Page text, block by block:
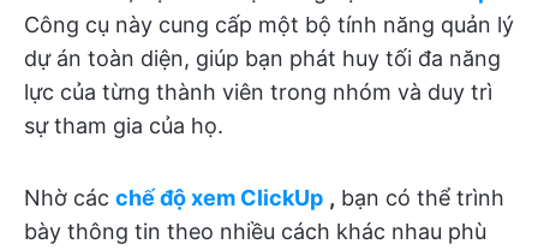
Công cụ này cung cấp một bộ tính năng quản lý
dự án toàn diện, giúp bạn phát huy tối đa năng
lực của từng thành viên trong nhóm và duy trì
sự tham gia của họ.
Nhờ các chế độ xem ClickUp , bạn có thể trình
bày thông tin theo nhiều cách khác nhau phù